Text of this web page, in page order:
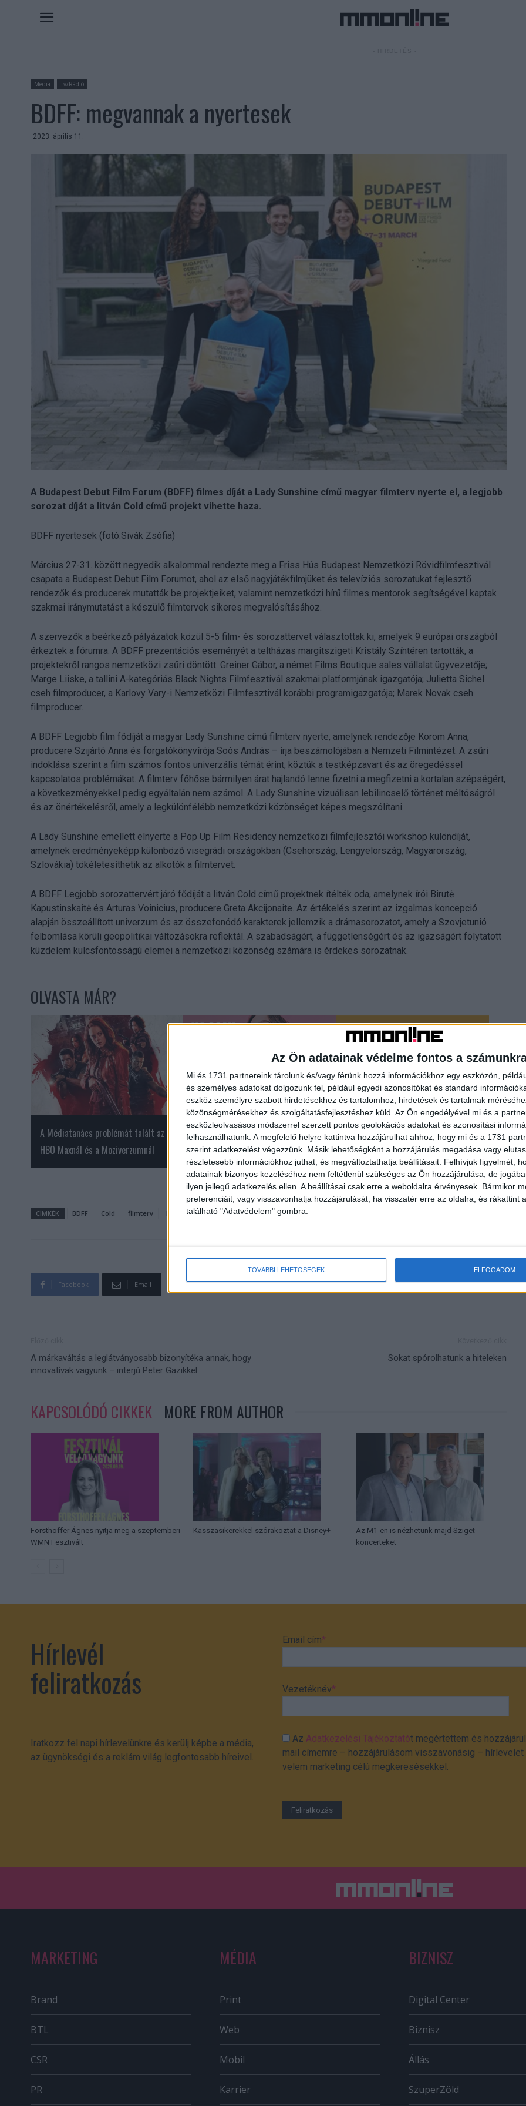
Az Ön adatainak védelme fontos a
Mi és 1731 partnereink tárolunk és/vagy férünk hozzá információkhoz egy eszközön,
és személyes adatokat dolgozunk fel, például egyedi azonosítókat és standard
eszköz személyre szabott hirdetésekhez és tartalomhoz, hirdetések és tartalmak
közönségmérésekhez és szolgáltatásfejlesztéshez küld. Az Ön engedélyével mi és a
eszközleolvasásos módszerrel szerzett pontos geolokációs adatokat és azonosítási
felhasználhatunk. A megfelelő helyre kattintva hozzájárulhat ahhoz, hogy mi és a 1731
szerint adatkezelést végezzünk. Másik lehetőségként a hozzájárulás megadása vagy
részletesebb információkhoz juthat, és megváltoztathatja beállításait. Felhívjuk figyelmét,
adatainak bizonyos kezeléséhez nem feltétlenül szükséges az Ön hozzájárulása, de
ilyen jellegű adatkezelés ellen. A beállításai csak erre a weboldalra érvényesek. Bármikor
preferenciáit, vagy visszavonhatja hozzájárulását, ha visszatér erre az oldalra, és rákattint
található "Adatvédelem" gombra.
TOVÁBBI LEHETŐSÉGEK ELFOGADOM
Média Tv/Rádió
BDFF: megvannak a nyertesek
2023. április 11.
A Budapest Debut Film Forum (BDFF) filmes díját a Lady Sunshine című magyar filmterv nyerte el, a legjobb
sorozat díját a litván Cold című projekt vihette haza.
BDFF nyertesek (fotó:Sivák Zsófia)
Március 27-31. között negyedik alkalommal rendezte meg a Friss Hús Budapest Nemzetközi Rövidfilmfesztivál
csapata a Budapest Debut Film Forumot, ahol az első nagyjátékfilmjüket és televíziós sorozatukat fejlesztő
rendezők és producerek mutatták be projektjeiket, valamint nemzetközi hírű filmes mentorok segítségével kaptak
szakmai iránymutatást a készülő filmtervek sikeres megvalósításához.
A szervezők a beérkező pályázatok közül 5-5 film- és sorozattervet választottak ki, amelyek 9 európai országból
érkeztek a fórumra. A BDFF prezentációs eseményét a teltházas margitszigeti Kristály Színtéren tartották, a
projektekről rangos nemzetközi zsűri döntött: Greiner Gábor, a német Films Boutique sales vállalat ügyvezetője;
Marge Liiske, a tallini A-kategóriás Black Nights Filmfesztivál szakmai platformjának igazgatója; Julietta Sichel
cseh filmproducer, a Karlovy Vary-i Nemzetközi Filmfesztivál korábbi programigazgatója; Marek Novak cseh
filmproducer.
A BDFF Legjobb film fődíját a magyar Lady Sunshine című filmterv nyerte, amelynek rendezője Korom Anna,
producere Szijártó Anna és forgatókönyvírója Soós András – írja beszámolójában a Nemzeti Filmintézet. A zsűri
indoklása szerint a film számos fontos univerzális témát érint, köztük a testképzavart és az öregedéssel
kapcsolatos problémákat. A filmterv főhőse bármilyen árat hajlandó lenne fizetni a megfizetni a kortalan szépségért,
a következményekkel pedig egyáltalán nem számol. A Lady Sunshine vizuálisan lebilincselő történet méltóságról
és az önértékelésről, amely a legkülönfélébb nemzetközi közönséget képes megszólítani.
A Lady Sunshine emellett elnyerte a Pop Up Film Residency nemzetközi filmfejlesztői workshop különdíját,
amelynek eredményeképp különböző visegrádi országokban (Csehország, Lengyelország, Magyarország,
Szlovákia) tökéletesíthetik az alkotók a filmtervet.
A BDFF Legjobb sorozattervért járó fődíját a litván Cold című projektnek ítélték oda, amelynek írói Birutė
Kapustinskaitė és Arturas Voinicius, producere Greta Akcijonaite. Az értékelés szerint az izgalmas koncepció
alapján összeállított univerzum és az összefonódó karakterek jellemzik a drámasorozatot, amely a Szovjetunió
felbomlása körüli geopolitikai változásokra reflektál. A szabadságért, a függetlenségért és az igazságért folytatott
küzdelem kulcsfontosságú elemei a nemzetközi közönség számára is érdekes sorozatnak.
OLVASTA MÁR?
A Médiatanács problémát talált az
HBO Maxnál és a Moziverzumnál
A Republic Groupot választotta
ügynökségének a Garmin
Nemzetközi pályázaton keres rektort
a METU
CÍMKÉK BDFF Cold filmterv Lady Sunshine sorozatterv
Facebook Email
A márkaváltás a leglátványosabb bizonyítéka annak, hogy
innovatívak vagyunk – interjú Peter Gazikkel
Sokat spórolhatunk a hiteleken
KAPCSOLÓDÓ CIKKEK MORE FROM AUTHOR
Forsthoffer Ágnes nyitja meg a szeptemberi
WMN Fesztivált
Kasszasikerekkel szórakoztat a Disney+
Az M1-en is nézhetünk majd Sziget
koncerteket
Hírlevél
feliratkozás
Iratkozz fel napi hírlevelünkre és kerülj képbe a média,
az ügynökségi és a reklám világ legfontosabb híreivel.
Email cím*
Vezetéknév*
Az Adatkezelési Tájékoztatót megértettem és
mail címemre – hozzájárulásom visszavonásig –
velem marketing célú megkeresésekkel.
MARKETING
Brand
BTL
CSR
PR
MÉDIA
Print
Web
Mobil
Karrier
BIZNISZ
Digital Center
Biznisz
Állás
SzuperZöld